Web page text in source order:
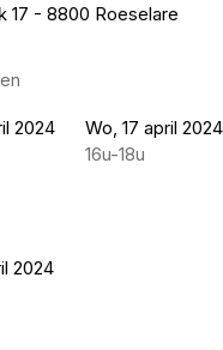
17 - 8800 Roeselare
2024
Wo, 17 april 2024
16u-18u
2024